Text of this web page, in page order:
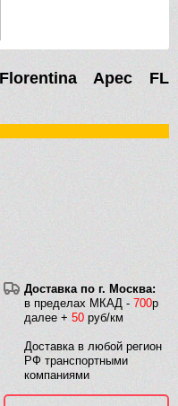
Арес FL
Доставка по г. Москва:
в пределах МКАД - 700р
далее + 50 руб/км
Доставка в любой регион
РФ транспортными
компаниями